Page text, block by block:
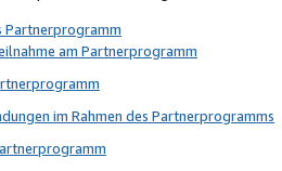
Partnerprogramm
am Partnerprogramm
im Rahmen des Partnerprogramms